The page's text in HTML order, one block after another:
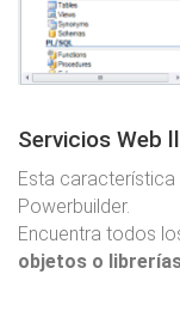
Servicios Web
Esta
Powerbuilder.
Encuentra todos
objetos o